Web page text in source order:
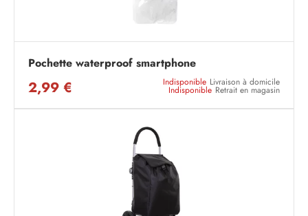
Pochette waterproof smartphone
2,99 € Indisponible Livraison à domicile
Indisponible Retrait en magasin